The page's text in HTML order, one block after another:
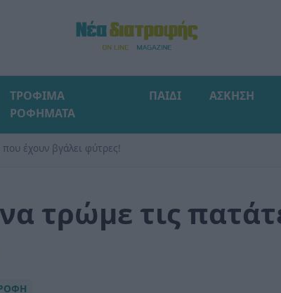
ΤΡΟΦΙΜΑ
ΡΟΦΗΜΑΤΑ
ΠΑΙΔΙ ΑΣΚΗΣΗ
που έχουν βγάλει φύτρες!
να τρώμε τις